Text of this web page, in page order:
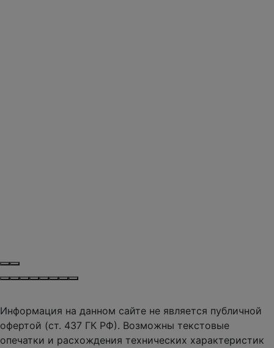
Информация на данном сайте не является публичной
офертой (ст. 437 ГК РФ). Возможны текстовые
опечатки и расхождения технических характеристик